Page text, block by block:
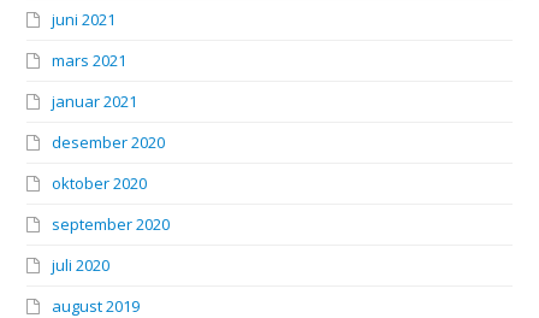
juni 2021
mars 2021
januar 2021
desember 2020
oktober 2020
september 2020
juli 2020
august 2019